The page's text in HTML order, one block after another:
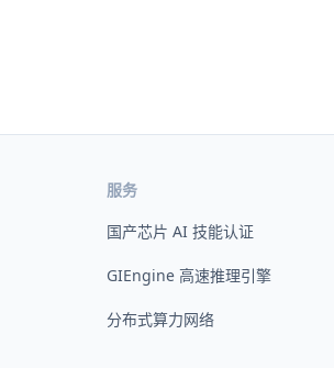
服务
国产芯片 AI 技能认证
GIEngine 高速推理引擎
分布式算力网络